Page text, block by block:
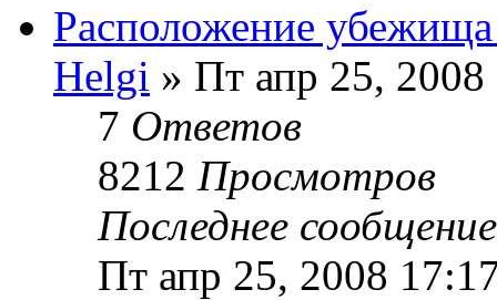
Расположение
Helgi » Пт апр 25, 2008
7 Ответов
8212 Просмотров
Последнее
Пт апр 25, 2008